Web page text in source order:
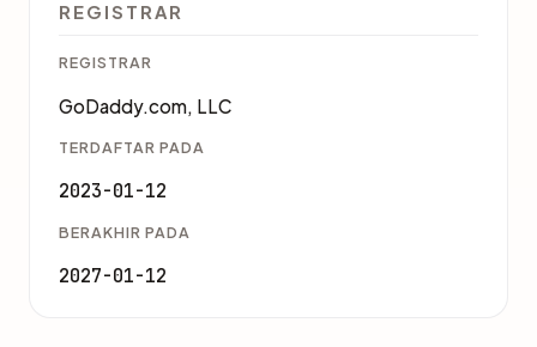
REGISTRAR
REGISTRAR
GoDaddy.com, LLC
TERDAFTAR PADA
2023-01-12
BERAKHIR PADA
2027-01-12